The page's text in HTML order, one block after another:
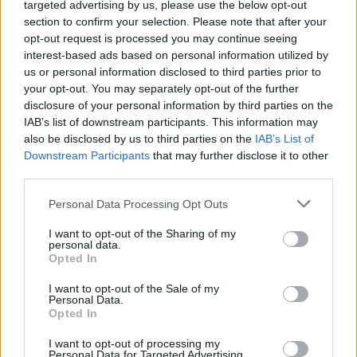
targeted advertising by us, please use the below opt-out
section to confirm your selection. Please note that after your
opt-out request is processed you may continue seeing
interest-based ads based on personal information utilized by
us or personal information disclosed to third parties prior to
your opt-out. You may separately opt-out of the further
disclosure of your personal information by third parties on the
IAB’s list of downstream participants. This information may
also be disclosed by us to third parties on the IAB’s List of
Downstream Participants that may further disclose it to other
Please note that this website/app uses one or more Google
not limited to your visit or usage behaviour. You may click to
grant or deny consent to Google and its third-party tags to
use your data for below specified purposes in below Google
consent section.
Personal Data Processing Opt Outs
I want to opt-out of the Sharing of my
personal data.
Opted In
I want to opt-out of the Sale of my
Personal Data.
Opted In
I want to opt-out of processing my
Steve Ditko 90 éves volt. Nyugodjék békében.
SMASH by Meló-Diák: Homok, zene és a nyár legjobb
hangulata – Jön a második forduló! (X)
Július végén folytatódik a balatoni strandröplabda-
sorozat.
#steve ditko #marvel #pókember
#doktor
#gyászhír